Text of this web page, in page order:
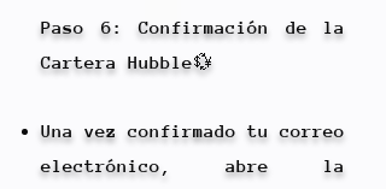
Paso 6: Confirmación de la
Cartera Hubble💱
Una vez confirmado tu correo
electrónico, abre la